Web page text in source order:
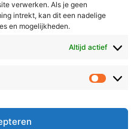
verwerken. Als je geen
intrekt, kan dit een nadelige
en mogelijkheden.
Altijd actief